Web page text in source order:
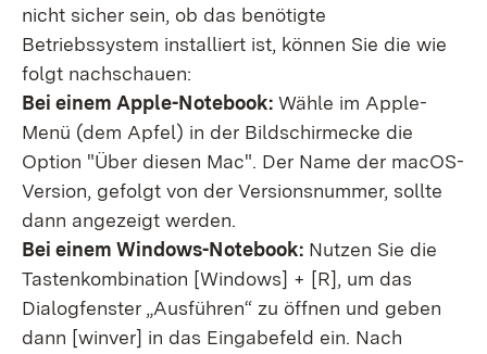
nicht sicher sein, ob das benötigte
Betriebssystem installiert ist, können Sie die wie
folgt nachschauen:
Bei einem Apple-Notebook: Wähle im Apple-
Menü (dem Apfel) in der Bildschirmecke die
Option "Über diesen Mac". Der Name der macOS-
Version, gefolgt von der Versionsnummer, sollte
dann angezeigt werden.
Bei einem Windows-Notebook: Nutzen Sie die
Tastenkombination [Windows] + [R], um das
Dialogfenster „Ausführen“ zu öffnen und geben
dann [winver] in das Eingabefeld ein. Nach